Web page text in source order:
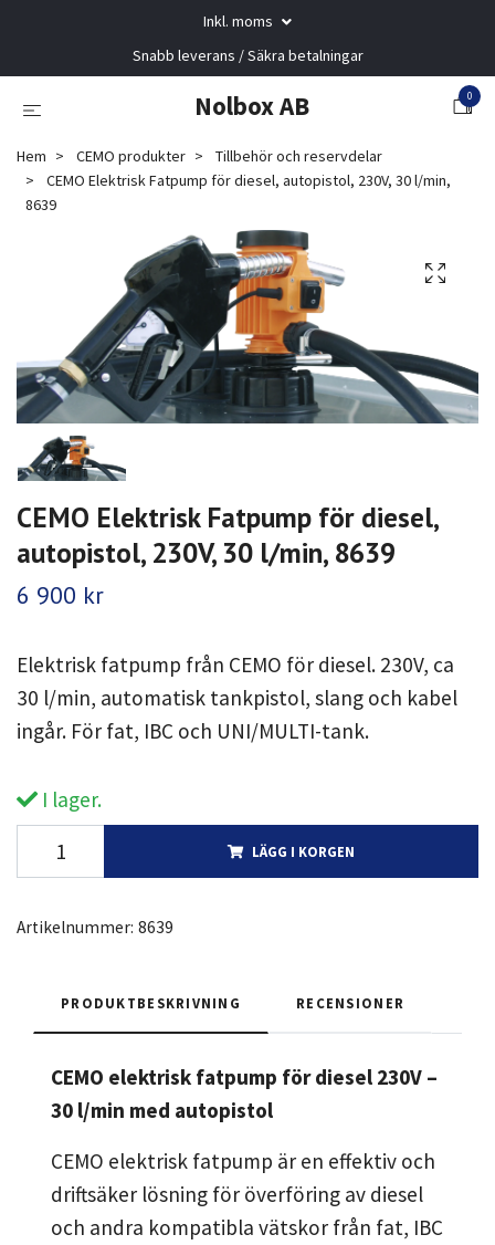
Inkl. moms
Snabb leverans / Säkra betalningar
Nolbox AB 0
Hem CEMO produkter
Tillbehör och reservdelar
CEMO Elektrisk Fatpump för diesel, autopistol, 230V, 30 l/min,
8639
CEMO Elektrisk Fatpump för diesel,
autopistol, 230V, 30 l/min, 8639
6 900 kr
Elektrisk fatpump från CEMO för diesel. 230V, ca
30 l/min, automatisk tankpistol, slang och kabel
ingår. För fat, IBC och UNI/MULTI-tank.
I lager.
LÄGG I KORGEN
Artikelnummer: 8639
PRODUKTBESKRIVNING RECENSIONER
CEMO elektrisk fatpump för diesel 230V –
30 l/min med autopistol
CEMO elektrisk fatpump är en effektiv och
driftsäker lösning för överföring av diesel
och andra kompatibla vätskor från fat, IBC